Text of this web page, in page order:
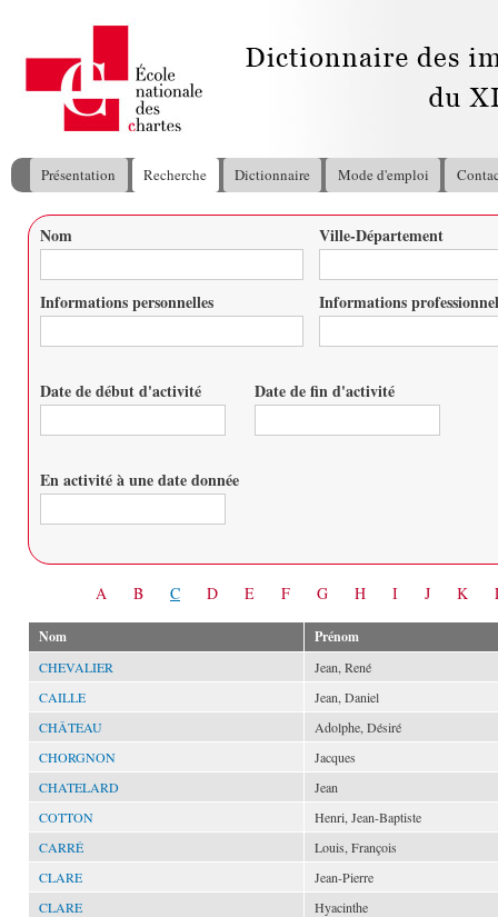
Menu principal
Présentation Recherche Dictionnaire Mode d'emploi
Vous êtes ici
Nom Ville-Département
Informations personnelles Informations
Date de début d'activité Date de fin d'activité
En activité à une date donnée
A B C D E F G H I J K
Nom Prénom
CHEVALIER
Jean, René
CAILLE
Jean, Daniel
CHÂTEAU
Adolphe, Désiré
CHORGNON
Jacques
CHATELARD
Jean
COTTON
Henri, Jean-Baptiste
CARRÉ
Louis, François
CLARE
Jean-Pierre
CLARE
Hyacinthe